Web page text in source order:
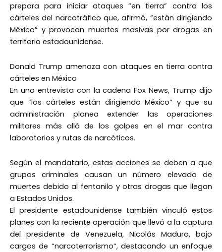
prepara para iniciar ataques “en tierra” contra los
cárteles del narcotráfico que, afirmó, “están dirigiendo
México” y provocan muertes masivas por drogas en
territorio estadounidense.
Donald Trump amenaza con ataques en tierra contra
cárteles en México
En una entrevista con la cadena Fox News, Trump dijo
que “los cárteles están dirigiendo México” y que su
administración planea extender las operaciones
militares más allá de los golpes en el mar contra
laboratorios y rutas de narcóticos.
Según el mandatario, estas acciones se deben a que
grupos criminales causan un número elevado de
muertes debido al fentanilo y otras drogas que llegan
a Estados Unidos.
El presidente estadounidense también vinculó estos
planes con la reciente operación que llevó a la captura
del presidente de Venezuela, Nicolás Maduro, bajo
cargos de “narcoterrorismo“, destacando un enfoque